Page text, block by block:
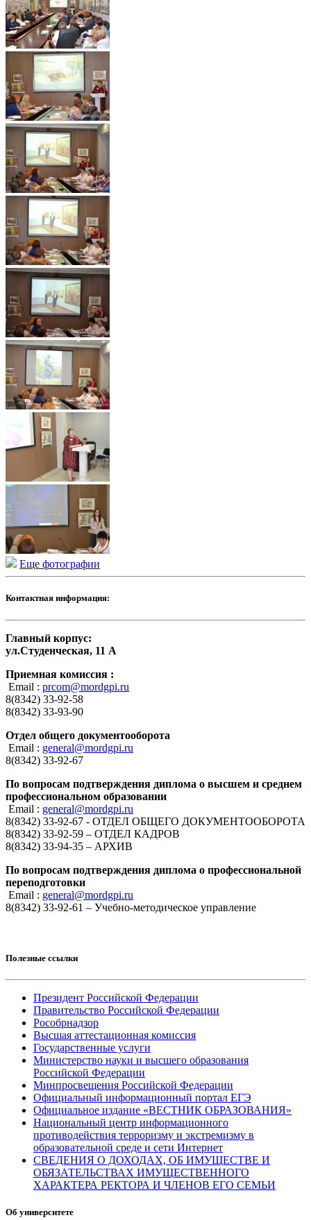
Еще фотографии
Контактная информация:
Главный корпус:
ул.Студенческая, 11 А
Приемная комиссия :
Email : prcom@mordgpi.ru
8(8342) 33-92-58
8(8342) 33-93-90
Отдел общего документооборота
Email : general@mordgpi.ru
8(8342) 33-92-67
По вопросам подтверждения диплома о высшем и среднем
профессиональном образовании
Email : general@mordgpi.ru
8(8342) 33-92-67 - ОТДЕЛ ОБЩЕГО ДОКУМЕНТООБОРОТА
8(8342) 33-92-59 – ОТДЕЛ КАДРОВ
8(8342) 33-94-35 – АРХИВ
По вопросам подтверждения диплома о профессиональной
переподготовки
Email : general@mordgpi.ru
8(8342) 33-92-61 – Учебно-методическое управление
Полезные ссылки
Президент Российской Федерации
Правительство Российской Федерации
Рособрнадзор
Высшая аттестационная комиссия
Государственные услуги
Министерство науки и высшего образования
Российской Федерации
Минпросвещения Российской Федерации
Официальный информационный портал ЕГЭ
Официальное издание «ВЕСТНИК ОБРАЗОВАНИЯ»
Национальный центр информационного
противодействия терроризму и экстремизму в
образовательной среде и сети Интернет
СВЕДЕНИЯ О ДОХОДАХ, ОБ ИМУЩЕСТВЕ И
ОБЯЗАТЕЛЬСТВАХ ИМУЩЕСТВЕННОГО
ХАРАКТЕРА РЕКТОРА И ЧЛЕНОВ ЕГО СЕМЬИ
Об университете